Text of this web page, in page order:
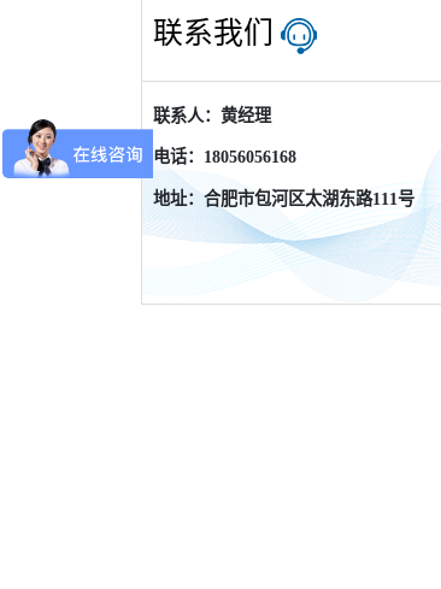
联系我们
联系人：黄经理
电话：18056056168
地址：合肥市包河区太湖东路111号